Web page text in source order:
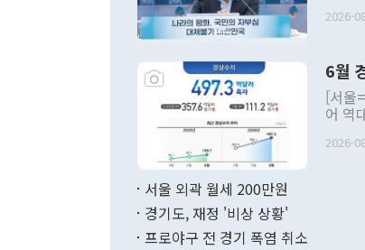
발언
주의
관의
관 부
관의
다. [정동영 통일부 장관이 지난달 23일 오후 서울 종로구 정부서울청사에
2026-
6월
[서울
어 역
료=한국은행] 한국은행이 6일
2026-
서울 외곽 월세 200만원
경기도, 재정 '비상 상황'
프로야구 전 경기 폭염 취소